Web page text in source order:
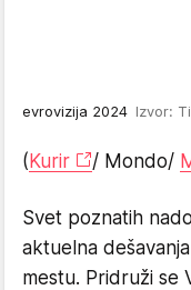
evrovizija 2024 Izvor:
( Kurir / Mondo/
Svet poznatih
aktuelna
mestu. Pridruži se